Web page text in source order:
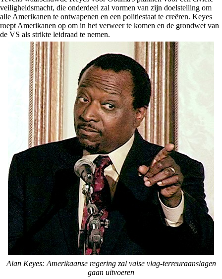
veiligheidsmacht, die onderdeel zal vormen van zijn doelstelling om
alle Amerikanen te ontwapenen en een politiestaat te creëren. Keyes
roept Amerikanen op om in het verweer te komen en de grondwet van
de VS als strikte leidraad te nemen.
Alan Keyes: Amerikaanse regering zal valse vlag-terreuraanslagen
gaan uitvoeren